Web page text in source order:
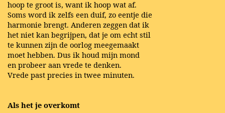
hoop te groot is, want ik hoop wat af.
Soms word ik zelfs een duif, zo eentje die
harmonie brengt. Anderen zeggen dat ik
het niet kan begrijpen, dat je om echt stil
te kunnen zijn de oorlog meegemaakt
moet hebben. Dus ik houd mijn mond
en probeer aan vrede te denken.
Vrede past precies in twee minuten.
Als het je overkomt